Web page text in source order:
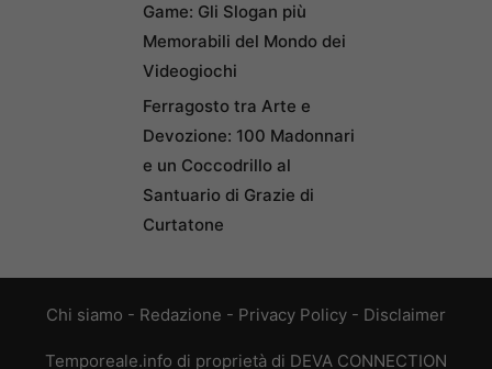
Game: Gli Slogan più
Memorabili del Mondo dei
Videogiochi
Ferragosto tra Arte e
Devozione: 100 Madonnari
e un Coccodrillo al
Santuario di Grazie di
Curtatone
Chi siamo - Redazione - Privacy Policy - Disclaimer
Temporeale.info di proprietà di DEVA CONNECTION